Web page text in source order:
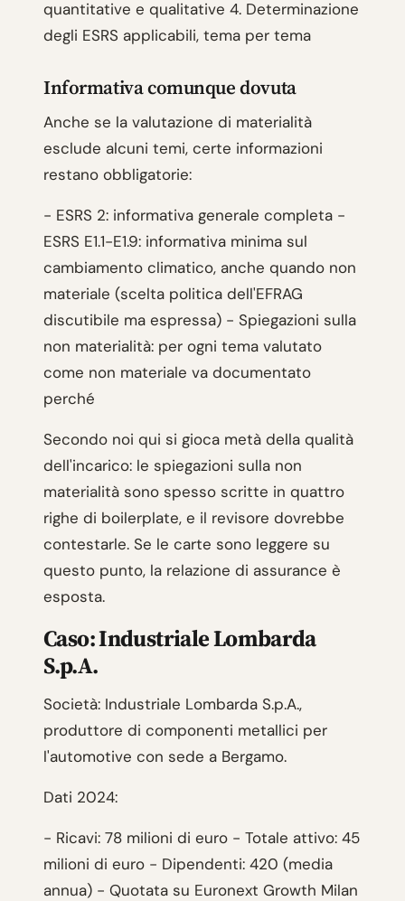
quantitative e qualitative 4. Determinazione
degli ESRS applicabili, tema per tema
Informativa comunque dovuta
Anche se la valutazione di materialità
esclude alcuni temi, certe informazioni
restano obbligatorie:
- ESRS 2: informativa generale completa -
ESRS E1.1-E1.9: informativa minima sul
cambiamento climatico, anche quando non
materiale (scelta politica dell'EFRAG
discutibile ma espressa) - Spiegazioni sulla
non materialità: per ogni tema valutato
come non materiale va documentato
perché
Secondo noi qui si gioca metà della qualità
dell'incarico: le spiegazioni sulla non
materialità sono spesso scritte in quattro
righe di boilerplate, e il revisore dovrebbe
contestarle. Se le carte sono leggere su
questo punto, la relazione di assurance è
esposta.
Caso: Industriale Lombarda
S.p.A.
Società: Industriale Lombarda S.p.A.,
produttore di componenti metallici per
l'automotive con sede a Bergamo.
Dati 2024:
- Ricavi: 78 milioni di euro - Totale attivo: 45
milioni di euro - Dipendenti: 420 (media
annua) - Quotata su Euronext Growth Milan